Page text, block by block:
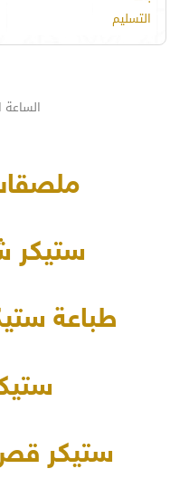
التسليم
الساعة
ستيكر
طباعة
ستيكر